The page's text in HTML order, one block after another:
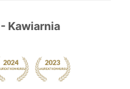
Kawiarnia